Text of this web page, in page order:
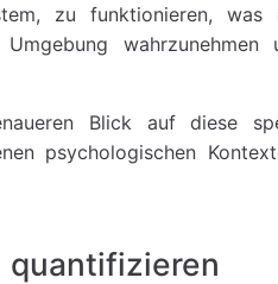
zu funktionieren, was
wahrzunehmen
Blick auf diese
psychologischen
quantifizieren